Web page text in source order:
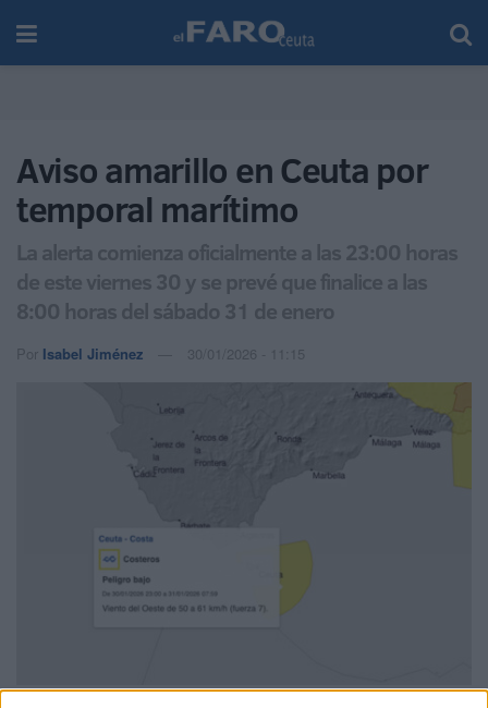
Aviso amarillo en Ceuta por
temporal marítimo
La alerta comienza oficialmente a las 23:00 horas
de este viernes 30 y se prevé que finalice a las
8:00 horas del sábado 31 de enero
Por Isabel Jiménez 30/01/2026 - 11:15